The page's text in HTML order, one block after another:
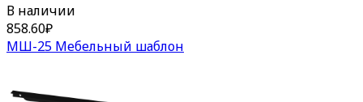
В наличии
858.60₽
МШ-25 Мебельный шаблон